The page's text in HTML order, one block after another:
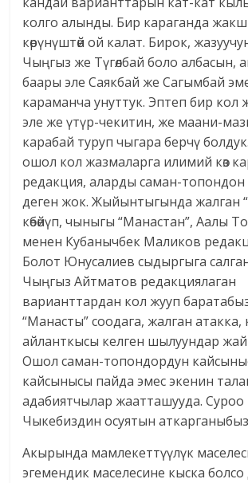
колго алынды. Бир караганда
көрүнүштөй ой калат. Бирок,
Чыңгыз же Түгөлбай боло албасын,
баары эле Саякбай же Сагымбай
караманча унуттук. Эптеп бир кол
эле же үтүр-чекитин, же маани-
карабай туруп чыгара берчү
ошол кол жазмаларга илимий көз
редакция, аларды саман-топондон
деген жок. Жыйынтыгында жалган
көбөйүп, чыныгы “Манастан”, Аалы
менен Кубанычбек Маликов
Болот Юнусалиев сыдыргыга
Чыңгыз Айтматов редакциялаган
варианттардан кол жууп
“Манасты” соодага, жалган
айланткысы келген шылуундар
Ошол саман-топондордун
кайсынысы пайда эмес экенин
адабиятчылар жаатташууда. Суроо
Чыкебиздин осуятын
Акырында мамлекеттүүлүк
эгемендик маселесине кыска